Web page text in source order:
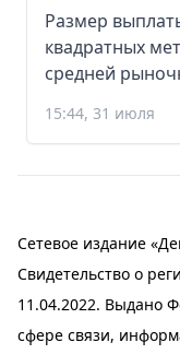
Размер
квадратных
средней
15:44, 31 июля
Сетевое издание
Свидетельство о
11.04.2022. Выдано
сфере связи,